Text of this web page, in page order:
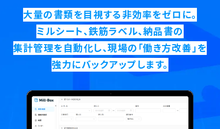
大量の書類を目視する非効率をゼロに。
ミルシート、鉄筋ラベル、納品書の
集計管理を自動化し、現場の「働き方改善」を
強力にバックアップします。